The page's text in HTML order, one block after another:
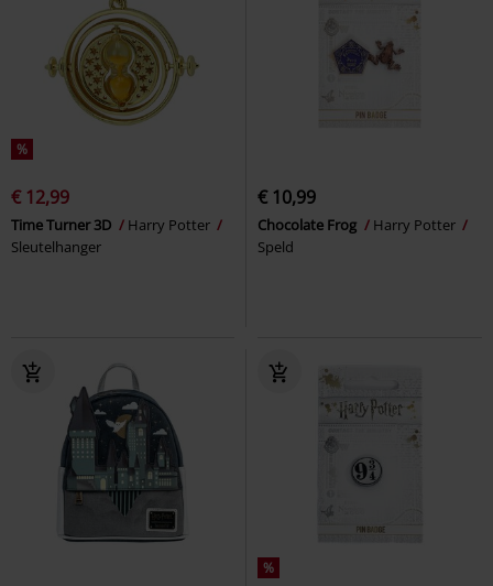
%
€ 12,99
Time Turner 3D
Harry Potter
Sleutelhanger
€ 10,99
Chocolate Frog
Harry Potter
Speld
%